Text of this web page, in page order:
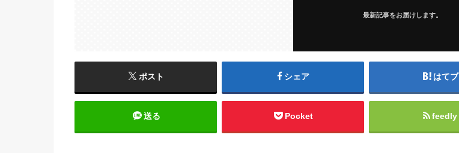
最新記事をお届けします。
ポスト シェア はてブ
送る Pocket feedly